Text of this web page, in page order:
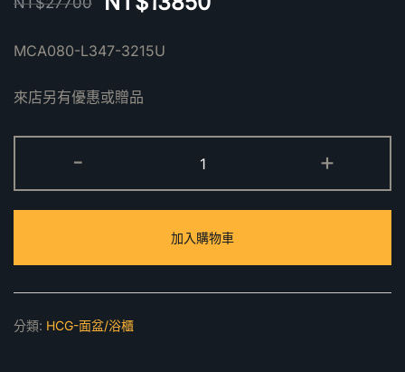
MCA080-L347-3215U
來店另有優惠或贈品
-
L347-
3215U
造
大
理
+
加入購物車
分類: HCG-面盆/浴櫃